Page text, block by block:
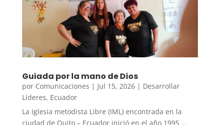
Guiada por la mano de Dios
por Comunicaciones | Jul 15, 2026| Desarrollar
Líderes, Ecuador
La Iglesia metodista Libre (IML) encontrada en la
ciudad de Quito – Ecuador inició en el año 1995 …